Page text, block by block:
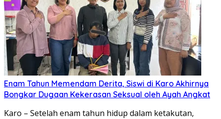
Enam Tahun Memendam Derita, Siswi di Karo Akhirnya
Bongkar Dugaan Kekerasan Seksual oleh Ayah Angkat
Karo – Setelah enam tahun hidup dalam ketakutan,